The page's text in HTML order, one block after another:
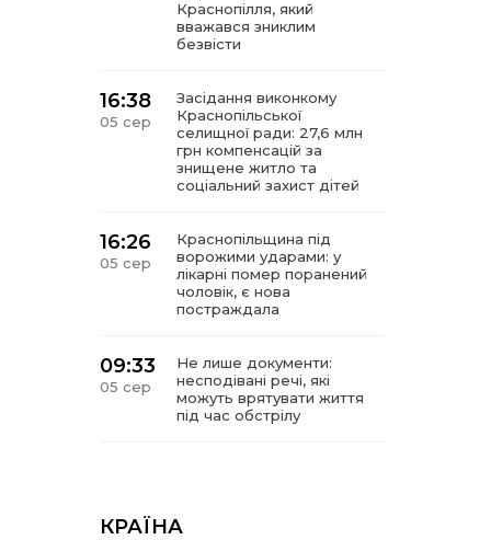
Краснопілля, який
вважався зниклим
безвісти
16:38
05 сер
Засідання виконкому
Краснопільської
селищної ради: 27,6 млн
грн компенсацій за
знищене житло та
соціальний захист дітей
16:26
05 сер
Краснопільщина під
ворожими ударами: у
лікарні помер поранений
чоловік, є нова
постраждала
09:33
05 сер
Не лише документи:
несподівані речі, які
можуть врятувати життя
під час обстрілу
КРАЇНА